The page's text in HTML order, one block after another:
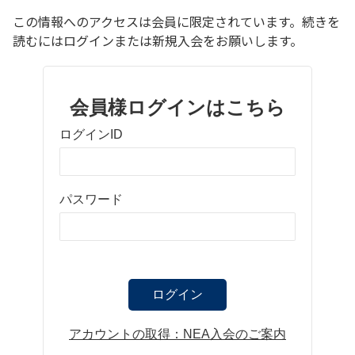
この情報へのアクセスは会員に限定されています。続きを
読むにはログインまたは新規入会をお願いします。
会員様ログインはこちら
ログインID
パスワード
ログイン
アカウントの取得：NEA入会のご案内